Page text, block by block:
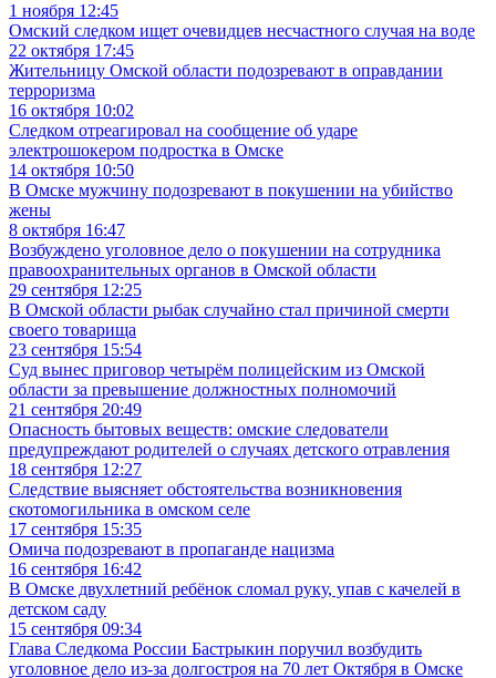
1 ноября 12:45
Омский следком ищет очевидцев несчастного случая на воде
22 октября 17:45
Жительницу Омской области подозревают в оправдании
терроризма
16 октября 10:02
Следком отреагировал на сообщение об ударе
электрошокером подростка в Омске
14 октября 10:50
В Омске мужчину подозревают в покушении на убийство
жены
8 октября 16:47
Возбуждено уголовное дело о покушении на сотрудника
правоохранительных органов в Омской области
29 сентября 12:25
В Омской области рыбак случайно стал причиной смерти
своего товарища
23 сентября 15:54
Суд вынес приговор четырём полицейским из Омской
области за превышение должностных полномочий
21 сентября 20:49
Опасность бытовых веществ: омские следователи
предупреждают родителей о случаях детского отравления
18 сентября 12:27
Следствие выясняет обстоятельства возникновения
скотомогильника в омском селе
17 сентября 15:35
Омича подозревают в пропаганде нацизма
16 сентября 16:42
В Омске двухлетний ребёнок сломал руку, упав с качелей в
детском саду
15 сентября 09:34
Глава Следкома России Бастрыкин поручил возбудить
уголовное дело из-за долгостроя на 70 лет Октября в Омске